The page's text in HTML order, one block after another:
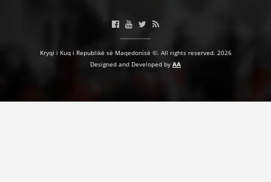
Kryqi i Kuq i Republikë së Maqedonisë ©. All rights reserved. 2026
Designed and Developed by AA